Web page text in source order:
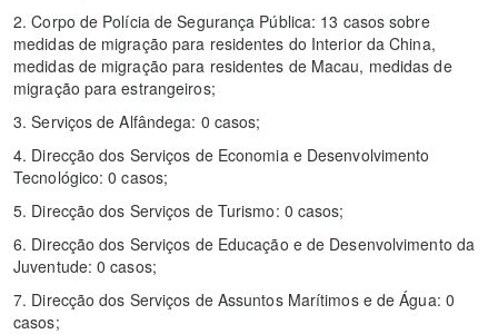
2. Corpo de Polícia de Segurança Pública: 13 casos sobre
medidas de migração para residentes do Interior da China,
medidas de migração para residentes de Macau, medidas de
migração para estrangeiros;
3. Serviços de Alfândega: 0 casos;
4. Direcção dos Serviços de Economia e Desenvolvimento
Tecnológico: 0 casos;
5. Direcção dos Serviços de Turismo: 0 casos;
6. Direcção dos Serviços de Educação e de Desenvolvimento da
Juventude: 0 casos;
7. Direcção dos Serviços de Assuntos Marítimos e de Água: 0
casos;